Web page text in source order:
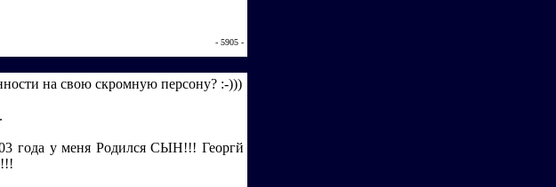
- 5905 -
на свою скромную персону? :-)))
года у меня Родился СЫН!!! Георгй